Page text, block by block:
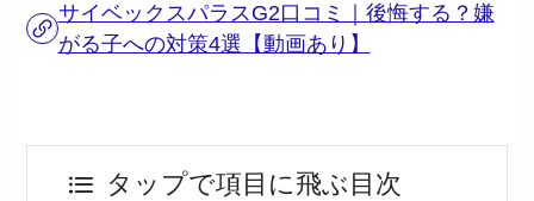
サイベックスパラスG2口コミ｜後悔する？嫌
がる子への対策4選【動画あり】
タップで項目に飛ぶ目次